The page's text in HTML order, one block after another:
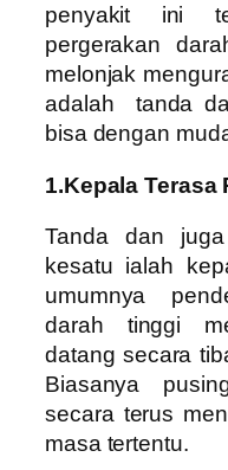
penyakit ini
pergerakan
melonjak
adalah tanda
bisa dengan
1.Kepala Terasa
Tanda dan
kesatu ialah
umumnya
darah tinggi
datang secara
Biasanya
secara terus
masa tertentu.